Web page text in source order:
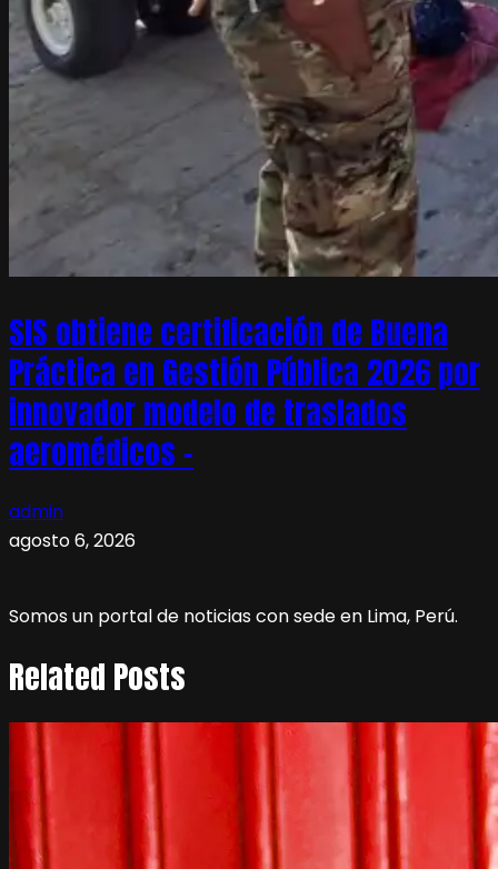
SIS obtiene certificación de Buena
Práctica en Gestión Pública 2026 por
innovador modelo de traslados
aeromédicos –
admin
agosto 6, 2026
Somos un portal de noticias con sede en Lima, Perú.
Related Posts